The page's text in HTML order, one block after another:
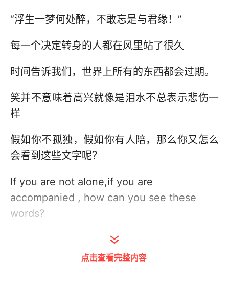
“浮生一梦何处醉，不敢忘是与君缘！”
每一个决定转身的人都在风里站了很久
时间告诉我们，世界上所有的东西都会过期。
笑并不意味着高兴就像是泪水不总表示悲伤一
样
假如你不孤独，假如你有人陪，那么你又怎么
会看到这些文字呢？
If you are not alone,if you are
accompanied , how can you see these
words?
（鄙人不才，非原创，侵权联系删除）
（图片来源网络，无水印已开，喜欢可自取）
点击查看完整内容